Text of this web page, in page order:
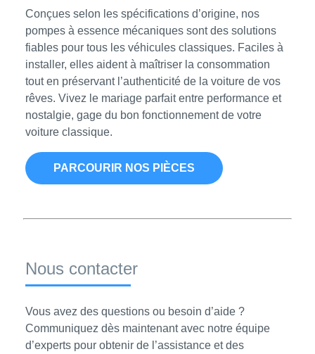
Conçues selon les spécifications d’origine, nos
pompes à essence mécaniques sont des solutions
fiables pour tous les véhicules classiques. Faciles à
installer, elles aident à maîtriser la consommation
tout en préservant l’authenticité de la voiture de vos
rêves. Vivez le mariage parfait entre performance et
nostalgie, gage du bon fonctionnement de votre
voiture classique.
PARCOURIR NOS PIÈCES
Nous contacter
Vous avez des questions ou besoin d’aide ?
Communiquez dès maintenant avec notre équipe
d’experts pour obtenir de l’assistance et des